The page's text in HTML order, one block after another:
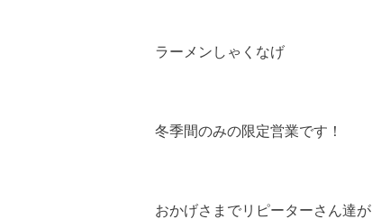
ラーメンしゃくなげ
冬季間のみの限定営業です！
おかげさまでリピーターさん達が